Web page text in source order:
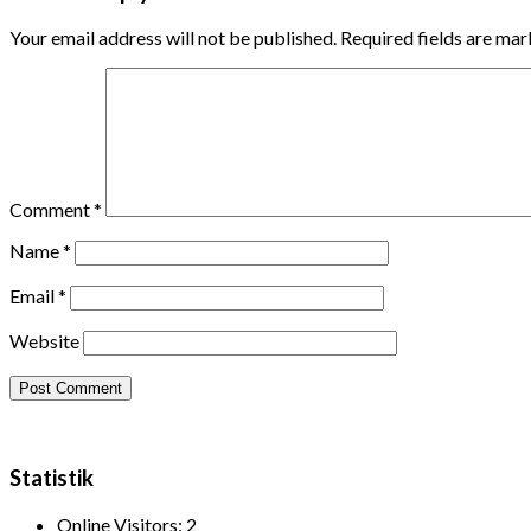
Your email address will not be published. Required fields are
Comment*
Name*
Email*
Website
Statistik
Online Visitors: 2